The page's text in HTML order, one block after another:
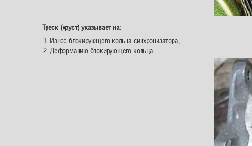
Треск (хруст) указывает на:
Износ блокирующего кольца синхронизатора;
Деформацию блокирующего кольца.